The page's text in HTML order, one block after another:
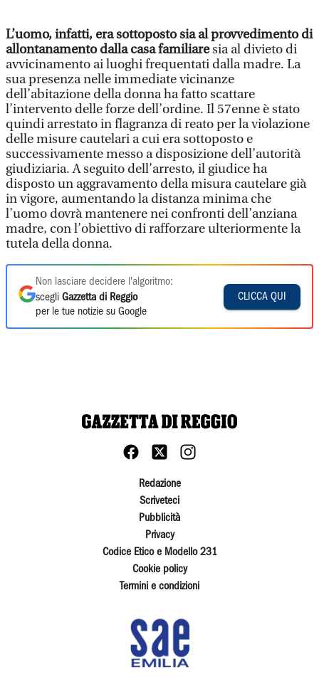
L’uomo, infatti, era sottoposto sia al provvedimento di
allontanamento dalla casa familiaresia al divieto di
avvicinamento ai luoghi frequentati dalla madre. La
sua presenza nelle immediate vicinanze
dell’abitazione della donna ha fatto scattare
l’intervento delle forze dell’ordine. Il 57enne è stato
quindi arrestato in flagranza di reato per la violazione
delle misure cautelari a cui era sottoposto e
successivamente messo a disposizione dell’autorità
giudiziaria. A seguito dell’arresto, il giudice ha
disposto un aggravamento della misura cautelare già
in vigore, aumentando la distanza minima che
l’uomo dovrà mantenere nei confronti dell’anziana
madre, con l’obiettivo di rafforzare ulteriormente la
tutela della donna.
Non lasciare decidere l'algoritmo:
scegli Gazzetta di Reggio
per le tue notizie su Google
CLICCA QUI
Redazione
Scriveteci
Pubblicità
Privacy
Codice Etico e Modello 231
Cookie policy
Termini e condizioni